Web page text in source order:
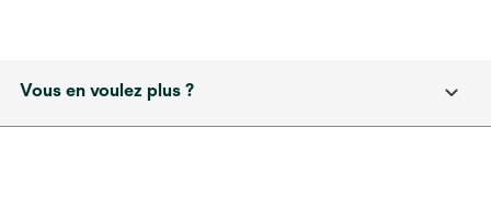
Vous en voulez plus ?